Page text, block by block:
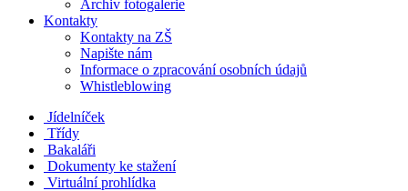
Archiv fotogalerie
Kontakty
Kontakty na ZŠ
Napište nám
Informace o zpracování osobních údajů
Whistleblowing
Jídelníček
Třídy
Bakaláři
Dokumenty ke stažení
Virtuální prohlídka